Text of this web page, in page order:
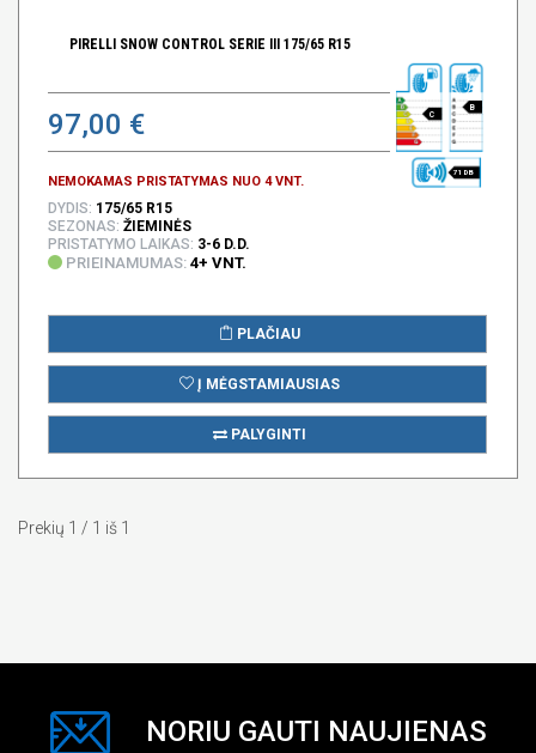
PIRELLI SNOW CONTROL SERIE III 175/65 R15
97,00 €
NEMOKAMAS PRISTATYMAS NUO 4 VNT.
C
B
71 DB
DYDIS: 175/65 R15
SEZONAS: ŽIEMINĖS
PRISTATYMO LAIKAS: 3-6 D.D.
PRIEINAMUMAS: 4+ VNT.
PLAČIAU
Į MĖGSTAMIAUSIAS
PALYGINTI
Prekių 1 / 1 iš 1
NORIU GAUTI NAUJIENAS